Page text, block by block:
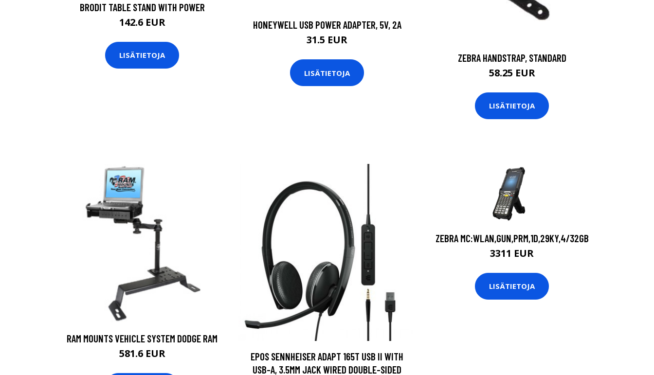
BRODIT TABLE STAND WITH POWER
142.6 EUR
LISÄTIETOJA
HONEYWELL USB POWER ADAPTER, 5V, 2A
31.5 EUR
LISÄTIETOJA
ZEBRA HANDSTRAP, STANDARD
58.25 EUR
LISÄTIETOJA
RAM MOUNTS VEHICLE SYSTEM DODGE RAM
581.6 EUR
EPOS SENNHEISER ADAPT 165T USB II WITH
USB-A, 3.5MM JACK WIRED DOUBLE-SIDED
ZEBRA MC:WLAN,GUN,PRM,1D,29KY,4/32GB
3311 EUR
LISÄTIETOJA